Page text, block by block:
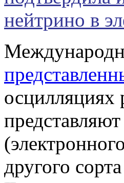
нейтрино в
осцилляциях
другого